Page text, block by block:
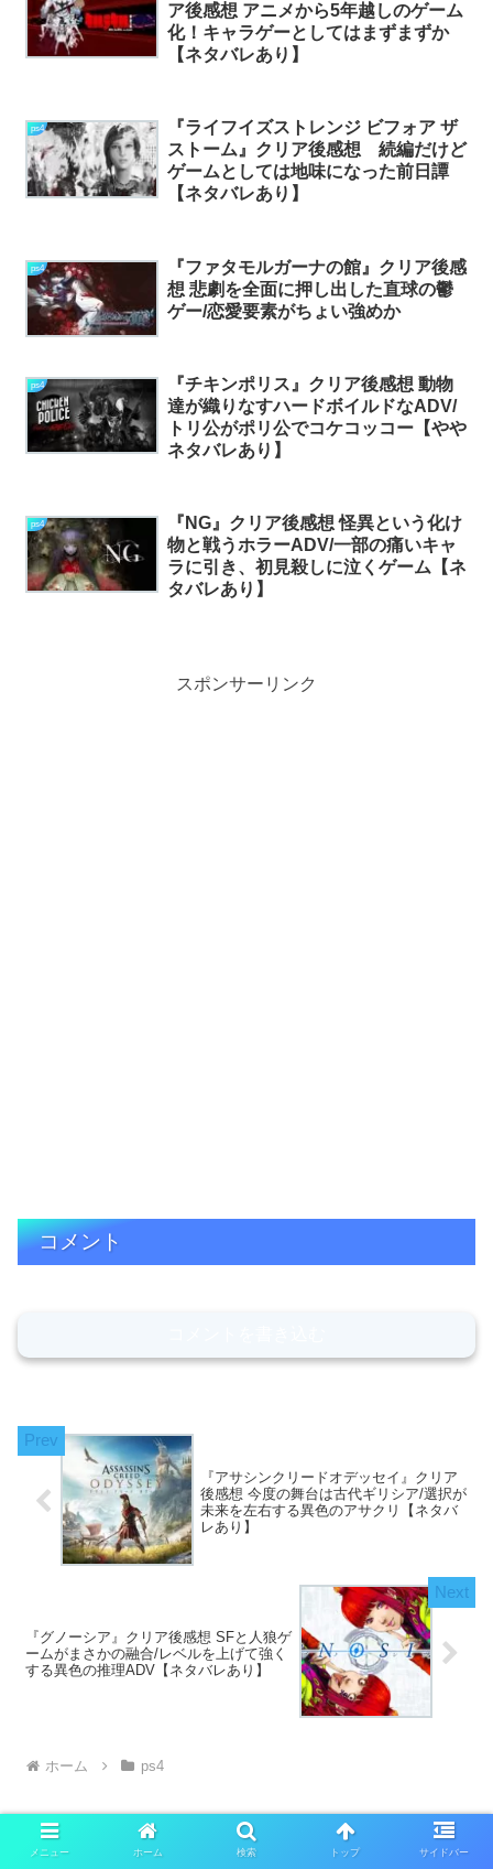
ア後感想 アニメから5年越しのゲーム
化！キャラゲーとしてはまずまずか
【ネタバレあり】
ps4
『ライフイズストレンジ ビフォア ザ
ストーム』クリア後感想 続編だけど
ゲームとしては地味になった前日譚
【ネタバレあり】
ps4
『ファタモルガーナの館』クリア後感
想 悲劇を全面に押し出した直球の鬱
ゲー/恋愛要素がちょい強めか
ps4
『チキンポリス』クリア後感想 動物
達が織りなすハードボイルドなADV/
トリ公がポリ公でコケコッコー【やや
ネタバレあり】
ps4
『NG』クリア後感想 怪異という化け
物と戦うホラーADV/一部の痛いキャ
ラに引き、初見殺しに泣くゲーム【ネ
タバレあり】
スポンサーリンク
コメント
『アサシンクリードオデッセイ』クリア
後感想 今度の舞台は古代ギリシア/選択が
未来を左右する異色のアサクリ【ネタバ
レあり】
『グノーシア』クリア後感想 SFと人狼ゲ
ームがまさかの融合/レベルを上げて強く
する異色の推理ADV【ネタバレあり】
ホーム ps4
メニュー ホーム 検索 トップ サイドバー